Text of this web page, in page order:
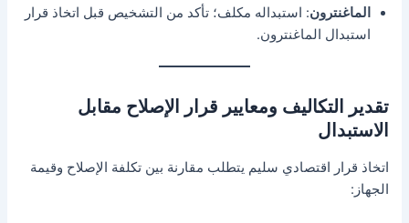
الماغنترون: استبداله مكلف؛ تأكد من التشخيص قبل اتخاذ قرار
استبدال الماغنترون.
تقدير التكاليف ومعايير قرار الإصلاح مقابل
الاستبدال
اتخاذ قرار اقتصادي سليم يتطلب مقارنة بين تكلفة الإصلاح وقيمة
الجهاز: